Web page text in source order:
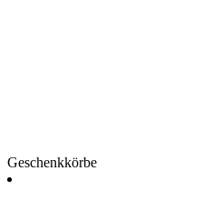
Geschenkkörbe